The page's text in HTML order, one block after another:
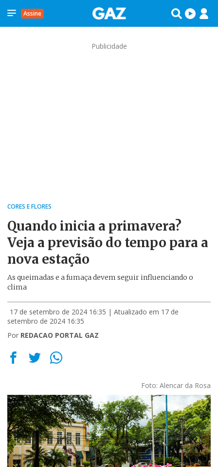
Assine
Publicidade
CORES E FLORES
Quando inicia a primavera?
Veja a previsão do tempo para a
nova estação
As queimadas e a fumaça devem seguir influenciando o
clima
17 de setembro de 2024 16:35 | Atualizado em 17 de
setembro de 2024 16:35
Por REDACAO PORTAL GAZ
Foto: Alencar da Rosa